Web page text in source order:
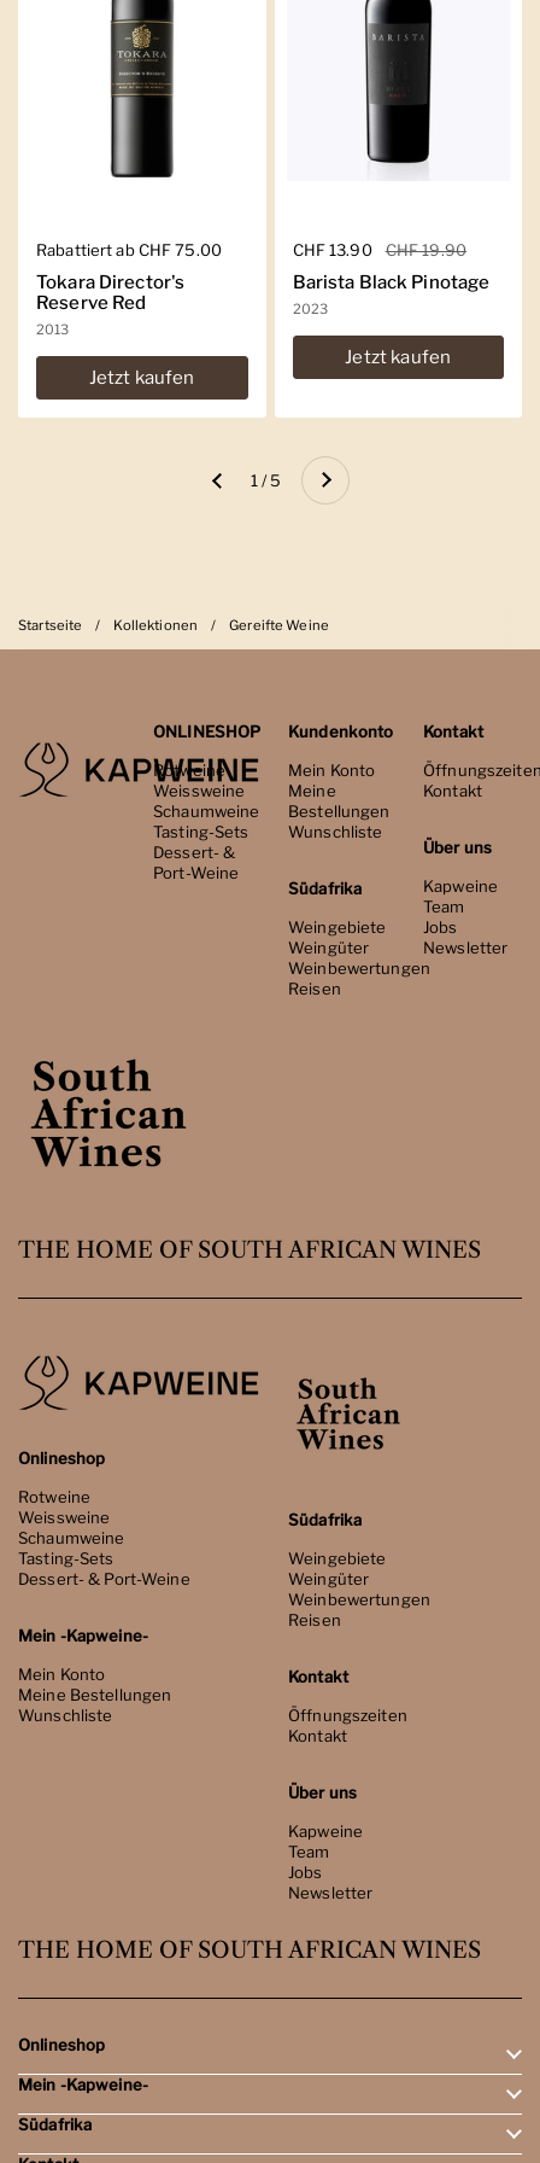
Regulärer Preis
Rabattiert ab CHF 75.00
Tokara Director's
Reserve Red
2013
Jetzt kaufen
Regulärer Preis
CHF 13.90 Sale-Preis
CHF 19.90
Barista Black Pinotage
2023
Jetzt kaufen
Zurück 1 / 5 Weiter
Startseite / Kollektionen / Gereifte Weine
ONLINESHOP
Rotweine
Weissweine
Schaumweine
Tasting-Sets
Dessert- &
Port-Weine
Kundenkonto
Mein Konto
Meine
Bestellungen
Wunschliste
Südafrika
Weingebiete
Weingüter
Weinbewertungen
Reisen
Kontakt
Kontakt
Über uns
Kapweine
Team
Jobs
Newsletter
THE HOME OF SOUTH AFRICAN WINES
Onlineshop
Rotweine
Weissweine
Schaumweine
Tasting-Sets
Dessert- & Port-Weine
Mein -Kapweine-
Mein Konto
Meine Bestellungen
Wunschliste
Südafrika
Weingebiete
Weingüter
Weinbewertungen
Reisen
Kontakt
Öffnungszeiten
Kontakt
Über uns
Kapweine
Team
Jobs
Newsletter
THE HOME OF SOUTH AFRICAN WINES
Onlineshop
Rotweine
Weissweine
Schaumweine
Tasting-Sets
Mein -Kapweine-
Mein Konto
Meine Bestellungen
Südafrika